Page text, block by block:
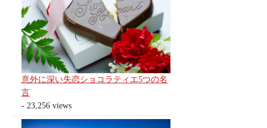
意外に深い失恋ショコラティエ5つの名
言
- 23,256 views